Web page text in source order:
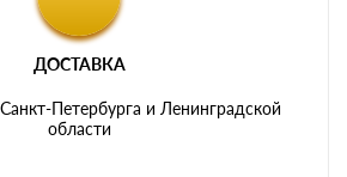
ДОСТАВКА
Петербурга и Ленинградской
области